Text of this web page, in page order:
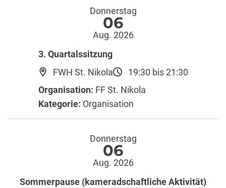
Donnerstag
06
Aug. 2026
3. Quartalssitzung
FWH St. Nikola
19:30 bis 21:30
Organisation: FF St. Nikola
Kategorie: Organisation
Donnerstag
06
Aug. 2026
Sommerpause (kameradschaftliche Aktivität)